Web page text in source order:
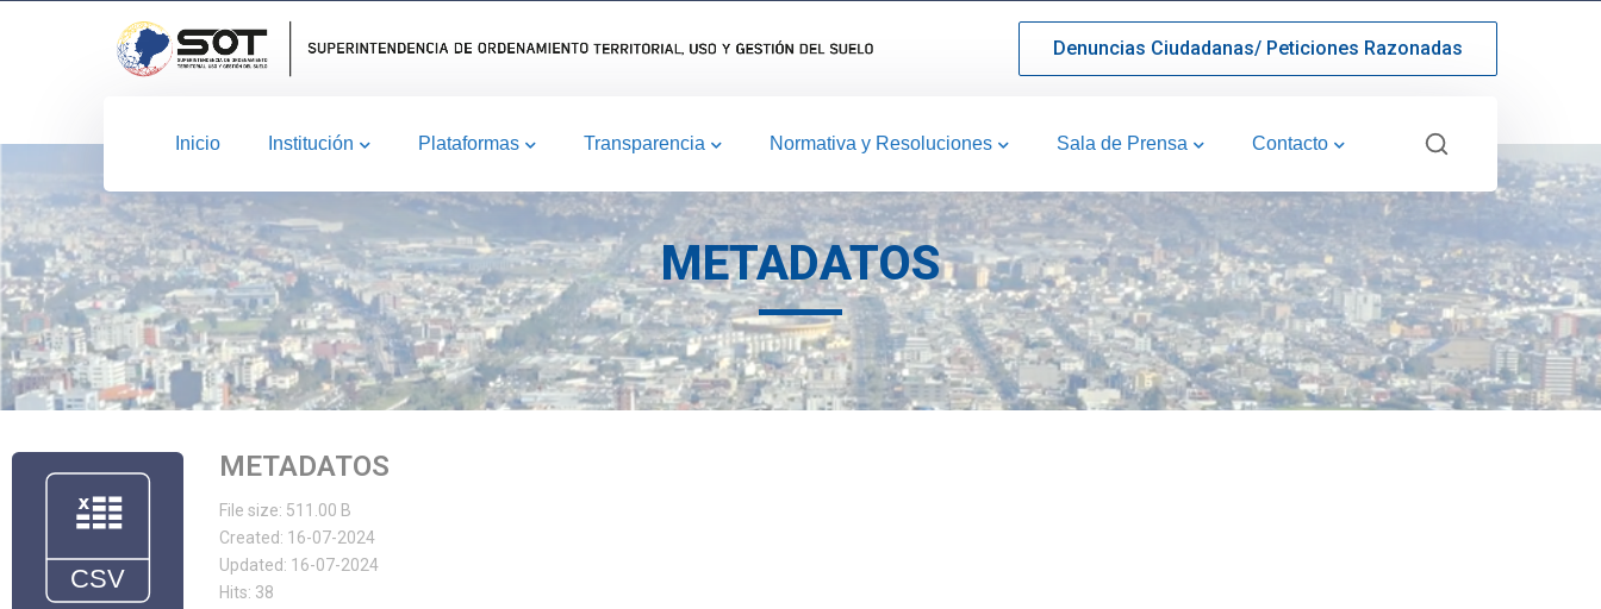
Denuncias Ciudadanas/ Peticiones Razonadas
Inicio Institución Plataformas Transparencia Normativa y Resoluciones Sala de Prensa Contacto
METADATOS
METADATOS
File size: 511.00 B
Created: 16-07-2024
Updated: 16-07-2024
Hits: 38